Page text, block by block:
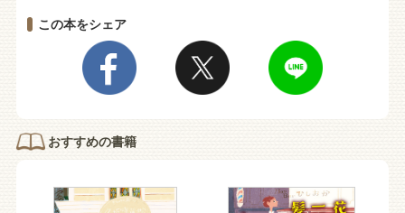
この本をシェア
おすすめの書籍